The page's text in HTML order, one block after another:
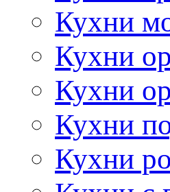
Кухни
Кухни
Кухни
Кухни
Кухни